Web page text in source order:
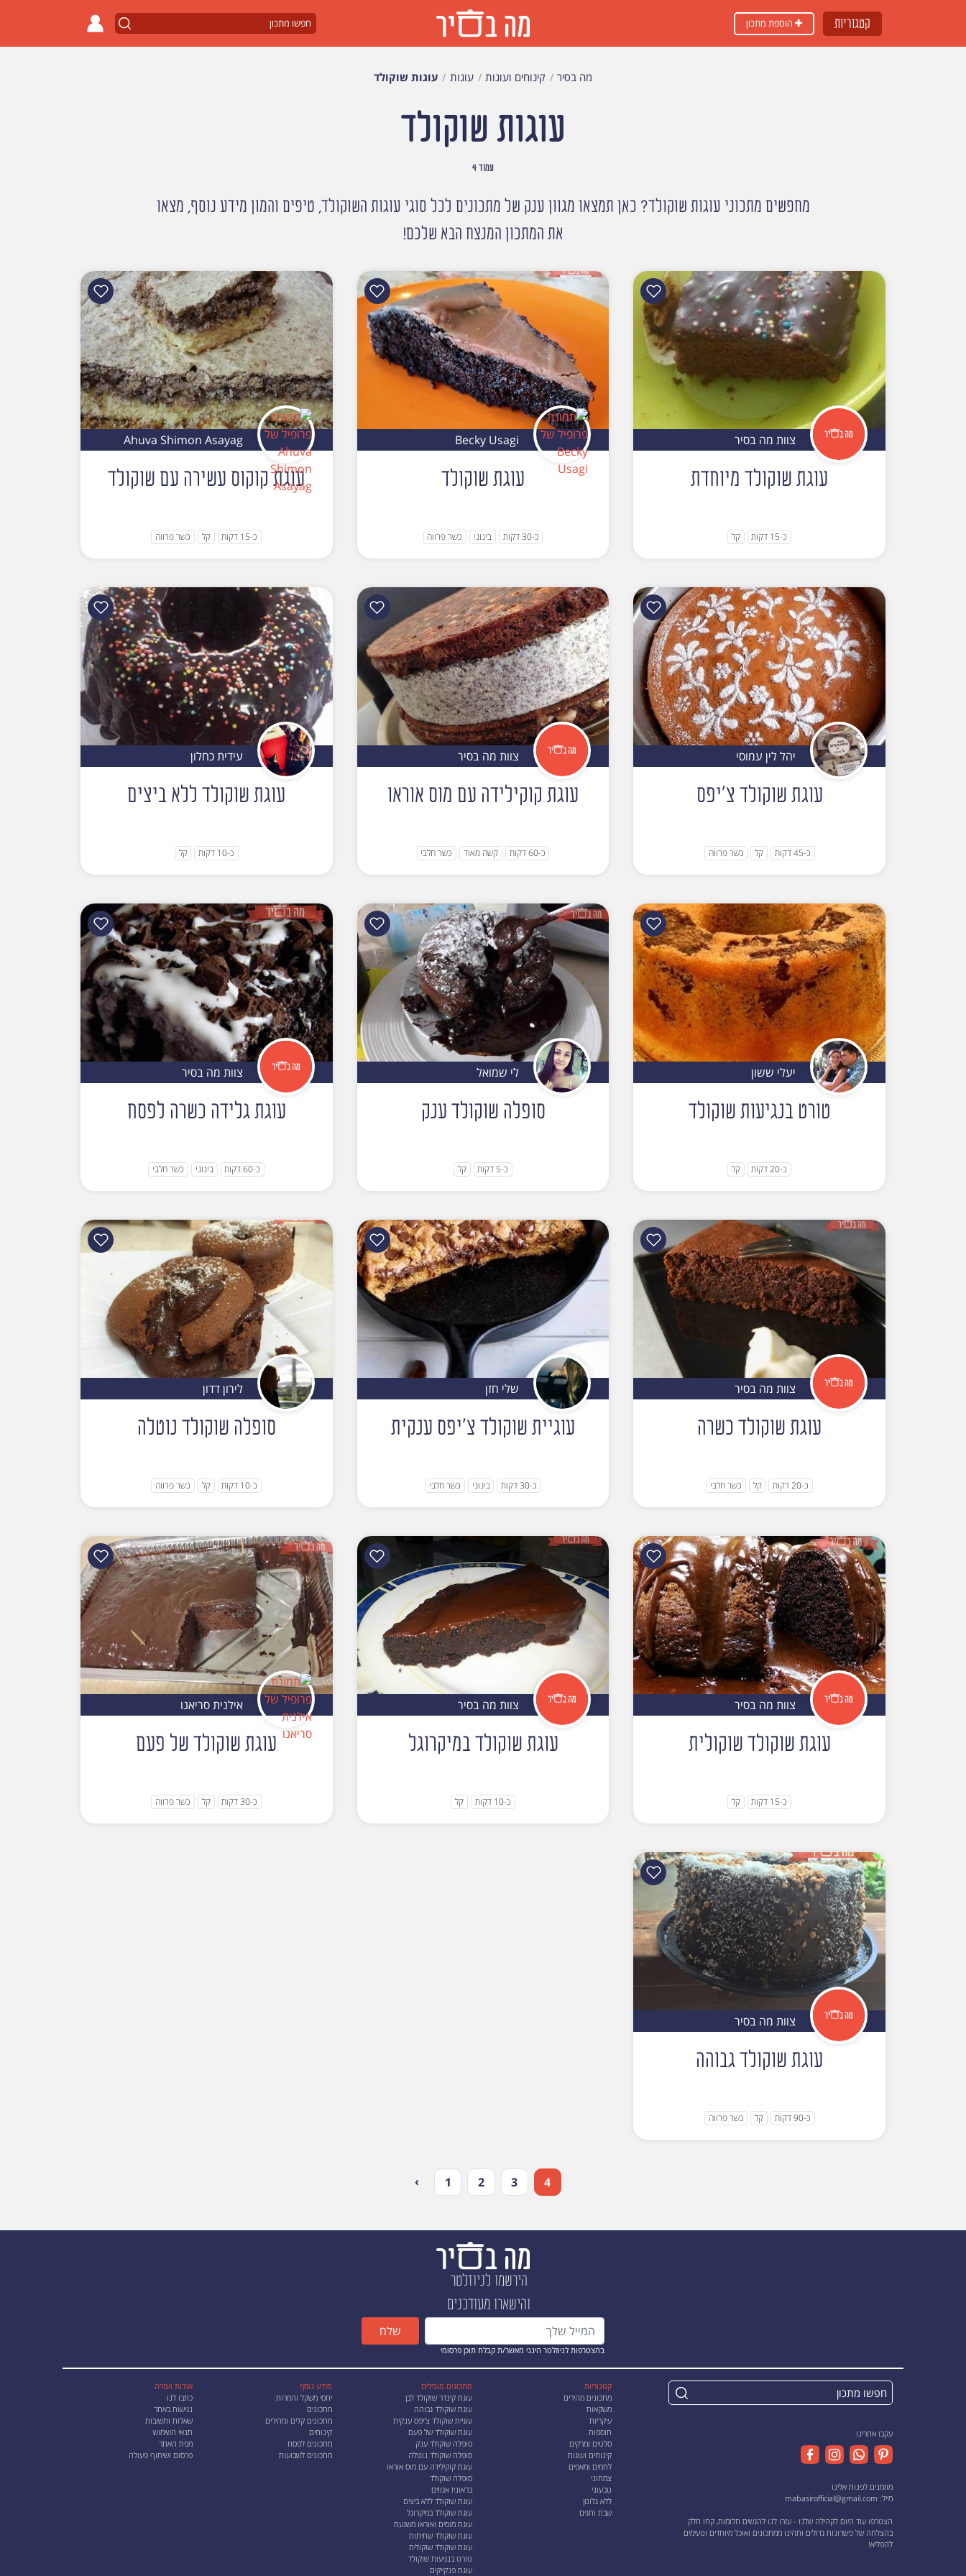
קטגוריות
מה בסיר קינוחים ועוגות עוגות עוגות שוקולד
עוגות שוקולד
עמוד 4
מחפשים מתכוני עוגות שוקולד? כאן תמצאו מגוון ענק של מתכונים לכל סוגי עוגות השוקולד, טיפים והמון מידע נוסף, מצאו
את המתכון המנצח הבא שלכם!
צוות מה בסיר
עוגת שוקולד מיוחדת
כ-15 דקות קל
Becky Usagi
עוגת שוקולד
כ-30 דקות בינוני כשר פרווה
Ahuva Shimon Asayag
עוגת קוקוס עשירה עם שוקולד
כ-15 דקות קל כשר פרווה
יהל לין עמוסי
עוגת שוקולד צ'יפס
כ-45 דקות קל כשר פרווה
צוות מה בסיר
עוגת קוקילידה עם מוס אוראו
כ-60 דקות קשה מאוד כשר חלבי
עידית כחלון
עוגת שוקולד ללא ביצים
כ-10 דקות קל
יעלי ששון
טורט בנגיעות שוקולד
כ-20 דקות קל
לי שמואל
סופלה שוקולד ענק
כ-5 דקות קל
צוות מה בסיר
עוגת גלידה כשרה לפסח
כ-60 דקות בינוני כשר חלבי
צוות מה בסיר
עוגת שוקולד כשרה
כ-20 דקות קל כשר חלבי
שלי חזן
עוגיית שוקולד צ'יפס ענקית
כ-30 דקות בינוני כשר חלבי
לירון דדון
סופלה שוקולד נוטלה
כ-10 דקות קל כשר פרווה
צוות מה בסיר
עוגת שוקולד שוקולית
כ-15 דקות קל
צוות מה בסיר
עוגת שוקולד במיקרוגל
כ-10 דקות קל
אילנית סריאנו
עוגת שוקולד של פעם
כ-30 דקות קל כשר פרווה
צוות מה בסיר
עוגת שוקולד גבוהה
כ-90 דקות קל כשר פרווה
› 1 2 3 4
הירשמו לניוזלטר
והישארו מעודכנים
בהצטרפות לניוזלטר הינני מאשר/ת קבלת תוכן פרסומי
שלח
עקבו אחרינו
מוזמנים לפנות אלינו
מייל: mabasirofficial@gmail.com
הצטרפו עוד היום לקהילה שלנו - עזרו לנו להגשים חלומות, קחו חלק
בהצלחה של כישרונות גדולים ותהינו ממתכונים ואוכל מיוחדים וטעימים
להפליא!
קטגוריות
מתכונים מהירים
משקאות
עיקריות
תוספות
סלטים ומרקים
קינוחים ועוגות
לחמים ומאפים
צמחוני
טבעוני
ללא גלוטן
שבת וחגים
מתכונים מובילים
עוגת קינדר שוקולד לבן
עוגת שוקולד גבוהה
עוגיית שוקולד צ'יפס ענקית
עוגת שוקולד של פעם
סופלה שוקולד ענק
סופלה שוקולד נוטלה
עוגת קוקילידה עם מוס אוראו
סופלה שוקולד
בראוניז אגוזים
עוגת שוקולד ללא ביצים
עוגת שוקולד במיקרוגל
עוגת מוסים ואוראו משגעת
עוגת שוקולד שחיתות
עוגת שוקולד שוקולית
טורט בנגיעות שוקולד
עוגת פנקייקים
מידע נוסף
יחסי משקל והמרות
מתכונים
מתכונים קלים ומהירים
קינוחים
מתכונים לפסח
מתכונים לשבועות
אודות ועזרה
כתבו לנו
נגישות באתר
שאלות ותשובות
תנאי השימוש
מפת האתר
פרסום ושיתוף פעולה